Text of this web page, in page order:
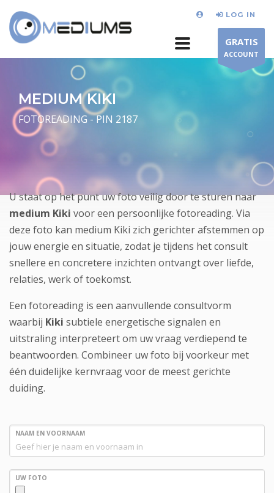
LOG IN
GRATIS
ACCOUNT
MEDIUM KIKI
FOTOREADING - PIN 2187
U staat op het punt uw foto veilig door te sturen naar
medium Kiki voor een persoonlijke fotoreading. Via
deze foto kan medium Kiki zich gerichter afstemmen op
jouw energie en situatie, zodat je tijdens het consult
snellere en concretere inzichten ontvangt over liefde,
relaties, werk of toekomst.
Een fotoreading is een aanvullende consultvorm
waarbij Kiki subtiele energetische signalen en
uitstraling interpreteert om uw vraag verdiepend te
beantwoorden. Combineer uw foto bij voorkeur met
één duidelijke kernvraag voor de meest gerichte
duiding.
NAAM EN VOORNAAM
UW FOTO